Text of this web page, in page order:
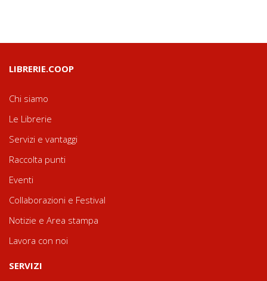
LIBRERIE.COOP
Chi siamo
Le Librerie
Servizi e vantaggi
Raccolta punti
Eventi
Collaborazioni e Festival
Notizie e Area stampa
Lavora con noi
SERVIZI